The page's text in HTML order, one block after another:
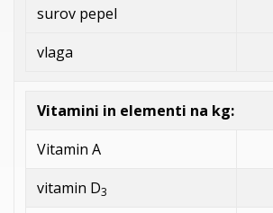
surov pepel
vlaga
Vitamini in elementi na kg:
Vitamin A
vitamin D3